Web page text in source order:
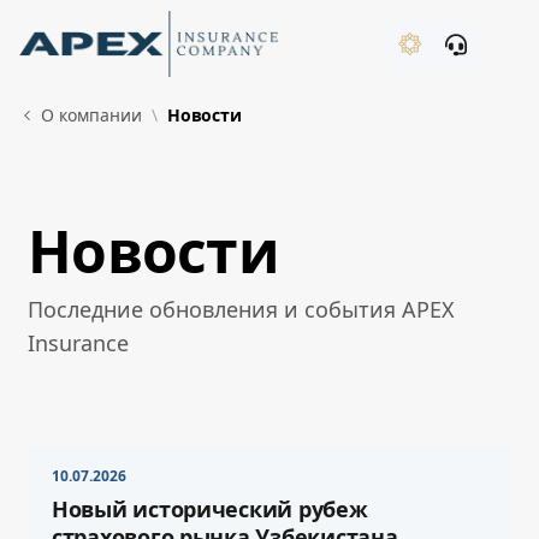
Skip to Main Content
О компании Новости
Новости
Последние обновления и события APEX
Insurance
10.07.2026
Новый исторический рубеж
New
What's New